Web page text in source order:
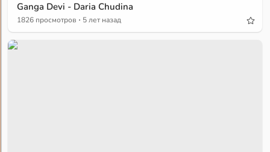
Ganga Devi - Daria Chudina
1826 просмотров · 5 лет назад